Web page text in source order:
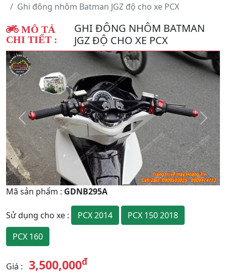
Ghi đông nhôm Batman JGZ độ cho xe PCX
MÔ TẢ
CHI TIẾT :
GHI ĐÔNG NHÔM BATMAN
JGZ ĐỘ CHO XE PCX
Quay
Lại
Tiếp
theo
Mã sản phẩm : GDNB295A
Sử dụng cho xe : PCX 2014
PCX 150 2018
PCX 160
Giá : 3,500,000đ